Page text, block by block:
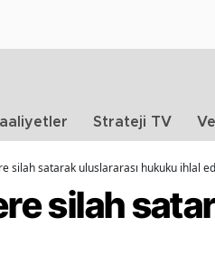
Strateji TV
silah satarak uluslararası hukuku ihlal
silah